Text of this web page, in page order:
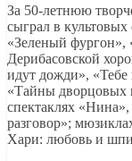
За 50-летнюю
сыграл в
«Зеленый фургон»,
Дерибасовской
идут дожди»,
«Тайны дворцовых
спектаклях
разговор»;
Хари: любовь и